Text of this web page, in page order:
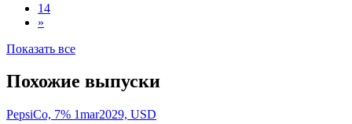
14
»
Показать все
Похожие выпуски
PepsiCo, 7% 1mar2029, USD